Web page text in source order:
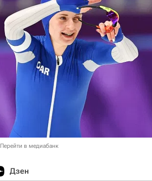
Перейти в медиабанк
Дзен